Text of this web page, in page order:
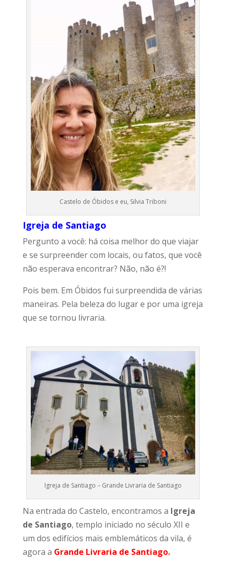
Castelo de Óbidos e eu, Silvia Triboni
Igreja de Santiago
Pergunto a você: há coisa melhor do que viajar
e se surpreender com locais, ou fatos, que você
não esperava encontrar? Não, não é?!
Pois bem. Em Óbidos fui surpreendida de várias
maneiras. Pela beleza do lugar e por uma igreja
que se tornou livraria.
Igreja de Santiago – Grande Livraria de Santiago
Na entrada do Castelo, encontramos a Igreja
de Santiago, templo iniciado no século XII e
um dos edifícios mais emblemáticos da vila, é
agora a Grande Livraria de Santiago.